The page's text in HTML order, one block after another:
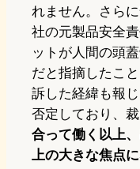
れません。さら
社の元製品安全
ットが人間の頭
だと指摘したこ
訴した経緯も報
否定しており、
合って働く以上
上の大きな焦点